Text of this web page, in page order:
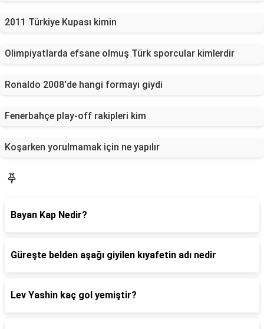
2011 Türkiye Kupası kimin
Olimpiyatlarda efsane olmuş Türk sporcular kimlerdir
Ronaldo 2008'de hangi formayı giydi
Fenerbahçe play-off rakipleri kim
Koşarken yorulmamak için ne yapılır
Bayan Kap Nedir?
Güreşte belden aşağı giyilen kıyafetin adı nedir
Lev Yashin kaç gol yemiştir?